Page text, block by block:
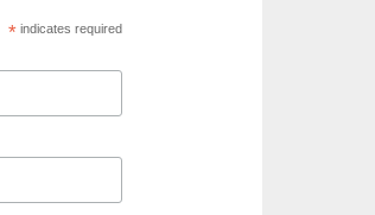
* indicates required